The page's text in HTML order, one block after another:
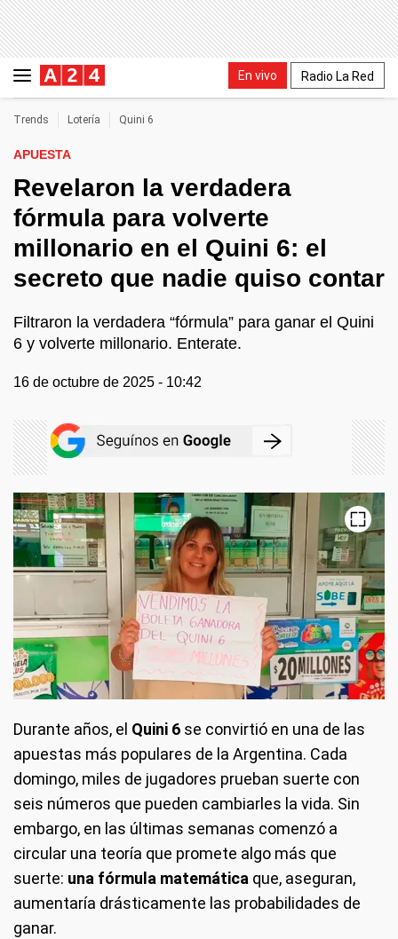
En vivo Radio La Red
Trends Lotería Quini 6
APUESTA
Revelaron la verdadera
fórmula para volverte
millonario en el Quini 6: el
secreto que nadie quiso contar
Filtraron la verdadera “fórmula” para ganar el Quini
6 y volverte millonario. Enterate.
16 de octubre de 2025 - 10:42
Durante años, el Quini 6 se convirtió en una de las
apuestas más populares de la Argentina. Cada
domingo, miles de jugadores prueban suerte con
seis números que pueden cambiarles la vida. Sin
embargo, en las últimas semanas comenzó a
circular una teoría que promete algo más que
suerte: una fórmula matemática que, aseguran,
aumentaría drásticamente las probabilidades de
ganar.